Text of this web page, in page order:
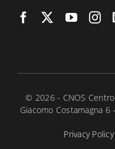
© 2026 - CNOS
Giacomo Costamagna
Privacy Policy